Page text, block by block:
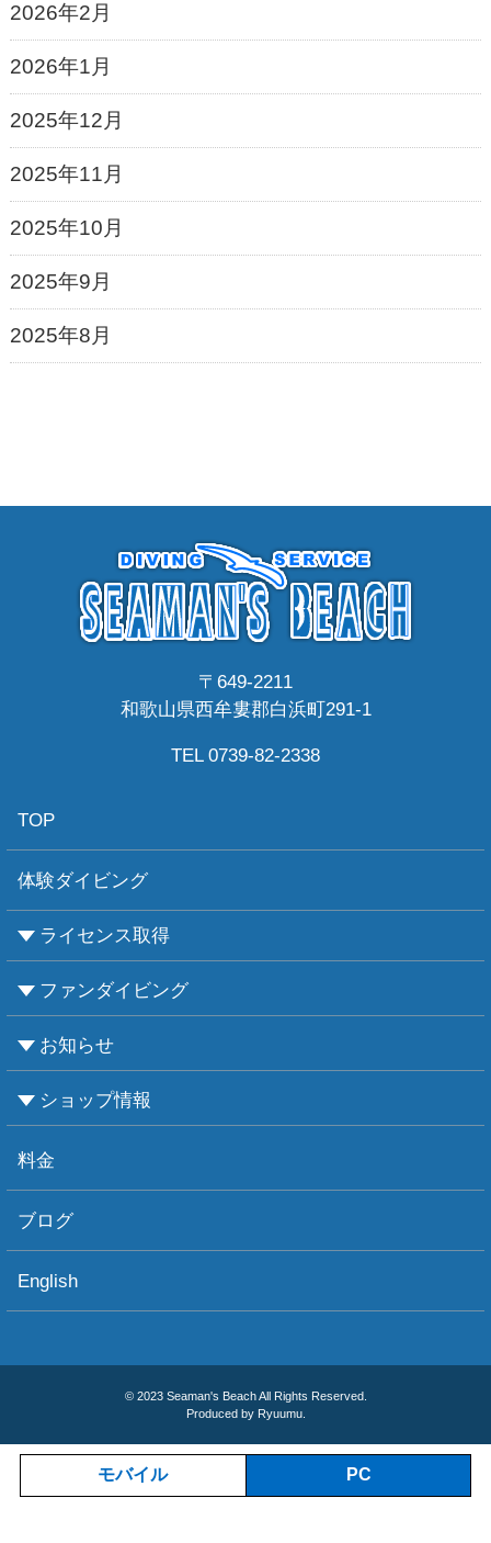
2026年2月
2026年1月
2025年12月
2025年11月
2025年10月
2025年9月
2025年8月
〒649-2211
和歌山県西牟婁郡白浜町291-1
TEL 0739-82-2338
TOP
体験ダイビング
ライセンス取得
CMASについて
PADIについて
Ｃカードライセンス取得
レベルアップCMAS
レベルアップPADI
インストラクターコース
エンリッチド・エア・ナイトロックス講習
ファンダイビング
ビーチダイビング
ボートダイビング
セルフダイビング
レンタル器材
お知らせ
お知らせ
お天気情報
フォトグラフィ
ツアー情報
ショップ情報
ショップ情報
アクセス
ダイビングポイント
ショップボート「かもめ」
スタッフ紹介
宿泊施設
リンク集
お問い合わせ
料金
ブログ
English
© 2023 Seaman's Beach All Rights Reserved.
Produced by Ryuumu.
モバイル PC